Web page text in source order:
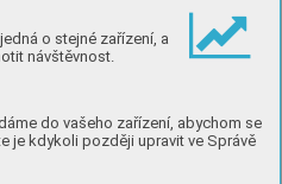
o stejné zařízení, a
návštěvnost.
do vašeho zařízení, abychom se
je kdykoli později upravit ve Správě